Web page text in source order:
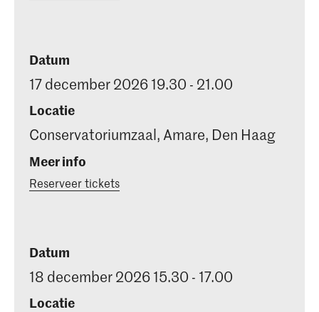
Datum
17 december 2026 19.30 - 21.00
Locatie
Conservatoriumzaal, Amare, Den Haag
Meer info
Reserveer tickets
Datum
18 december 2026 15.30 - 17.00
Locatie